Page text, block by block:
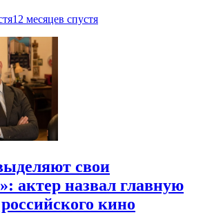
12 месяцев спустя
свои
актер назвал главную
кино